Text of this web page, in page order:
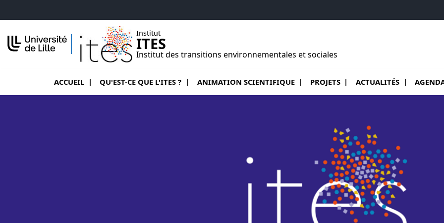
Institut
ITES
Institut des transitions environnementales et sociales
ACCUEIL QU'EST-CE QUE L'ITES ? ANIMATION SCIENTIFIQUE PROJETS ACTUALITÉS